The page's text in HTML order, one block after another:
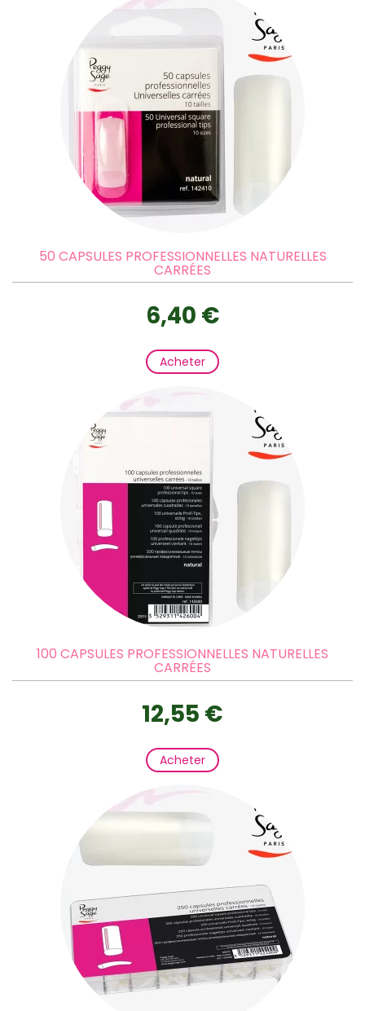
50 CAPSULES PROFESSIONNELLES NATURELLES
CARRÉES
6,40 €
Acheter
100 CAPSULES PROFESSIONNELLES NATURELLES
CARRÉES
12,55 €
Acheter